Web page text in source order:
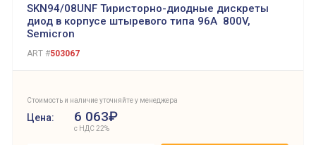
SKN94/08UNF Тиристорно-диодные дискреты
диод в корпусе штыревого типа 96A 800V,
Semicron
ART #503067
Стоимость и наличие уточняйте у менеджера
Цена: 6 063₽
с НДС 22%